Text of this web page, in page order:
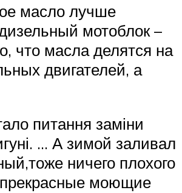
масло лучше
мотоблок –
что масла делятся на
двигателей, а
питання заміни
… А зимой заливал
ничего плохого
моющие